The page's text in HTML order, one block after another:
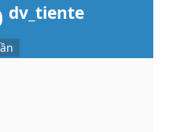
dv_tiente